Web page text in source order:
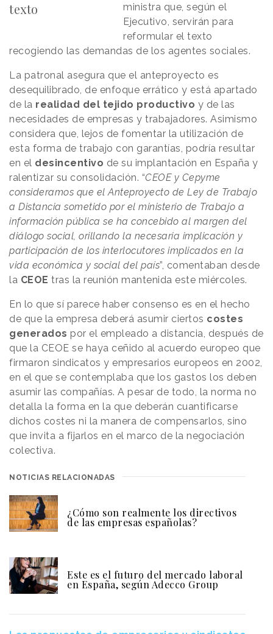
texto
ministra que, según el
Ejecutivo, servirán para
reformular el texto
recogiendo las demandas de los agentes sociales.
La patronal asegura que el anteproyecto es
desequilibrado, de enfoque errático y está apartado
de la realidad del tejido productivo y de las
necesidades de empresas y trabajadores. Asimismo
considera que, lejos de fomentar la utilización de
esta forma de trabajo con garantías, podría resultar
en el desincentivo de su implantación en España y
ralentizar su consolidación. “CEOE y Cepyme
consideramos que el Anteproyecto de Ley de Trabajo
a Distancia sometido por el ministerio de Trabajo a
información pública se ha concebido al margen del
diálogo social, orillando la necesaria implicación y
participación de los interlocutores implicados en la
vida económica y social del país”, comentaban desde
la CEOE tras la reunión mantenida este miércoles.
En lo que sí parece haber consenso es en el hecho
de que la empresa deberá asumir ciertos costes
generados por el empleado a distancia, después de
que la CEOE se haya ceñido al acuerdo europeo que
firmaron sindicatos y empresarios europeos en 2002,
en el que se contemplaba que los gastos los deben
asumir las compañías. A pesar de todo, la norma no
detalla la forma en la que deberán cuantificarse
dichos costes ni la manera de compensarlos, sino
que invita a fijarlos en el marco de la negociación
colectiva.
NOTICIAS RELACIONADAS
¿Cómo son realmente los directivos
de las empresas españolas?
Este es el futuro del mercado laboral
en España, según Adecco Group